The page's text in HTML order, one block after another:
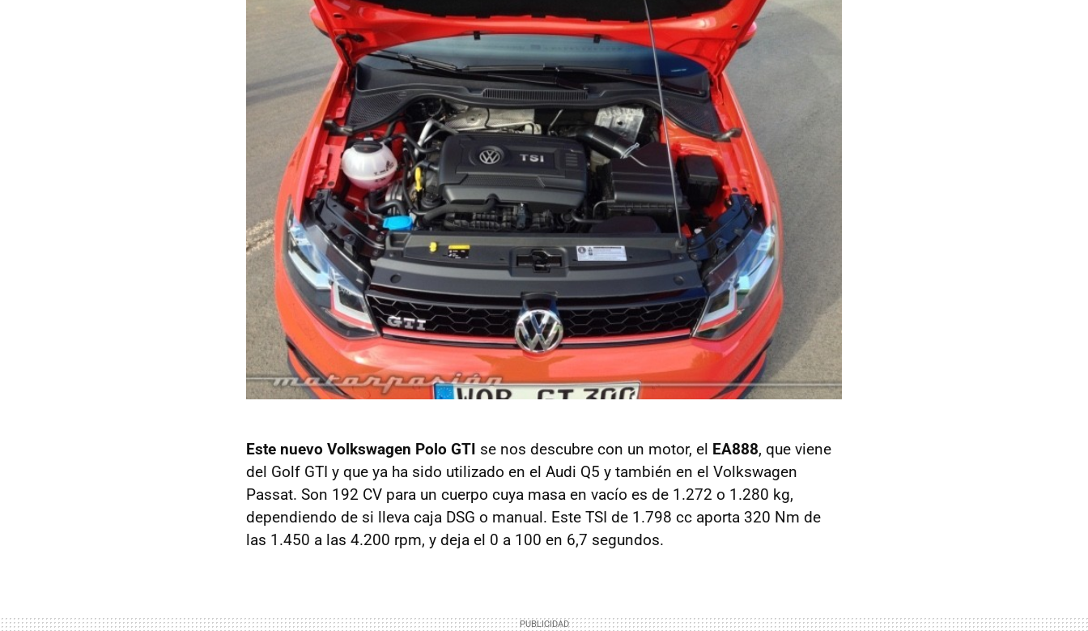
Este nuevo Volkswagen Polo GTI se nos descubre con un motor, el EA888, que viene
del Golf GTI y que ya ha sido utilizado en el Audi Q5 y también en el Volkswagen
Passat. Son 192 CV para un cuerpo cuya masa en vacío es de 1.272 o 1.280 kg,
dependiendo de si lleva caja DSG o manual. Este TSI de 1.798 cc aporta 320 Nm de
las 1.450 a las 4.200 rpm, y deja el 0 a 100 en 6,7 segundos.